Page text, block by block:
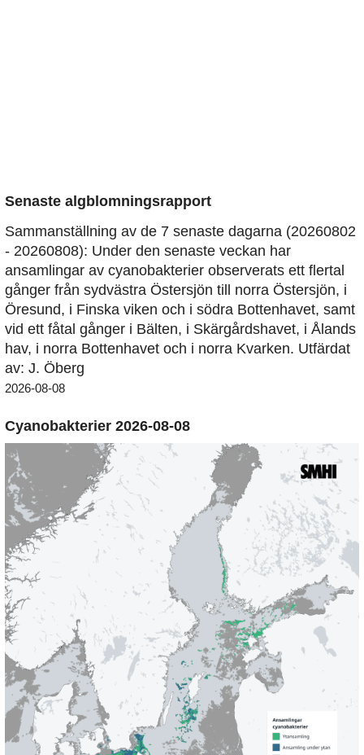
Senaste algblomningsrapport
Sammanställning av de 7 senaste dagarna (20260802
- 20260808): Under den senaste veckan har
ansamlingar av cyanobakterier observerats ett flertal
gånger från sydvästra Östersjön till norra Östersjön, i
Öresund, i Finska viken och i södra Bottenhavet, samt
vid ett fåtal gånger i Bälten, i Skärgårdshavet, i Ålands
hav, i norra Bottenhavet och i norra Kvarken. Utfärdat
av: J. Öberg
2026-08-08
Cyanobakterier 2026-08-08